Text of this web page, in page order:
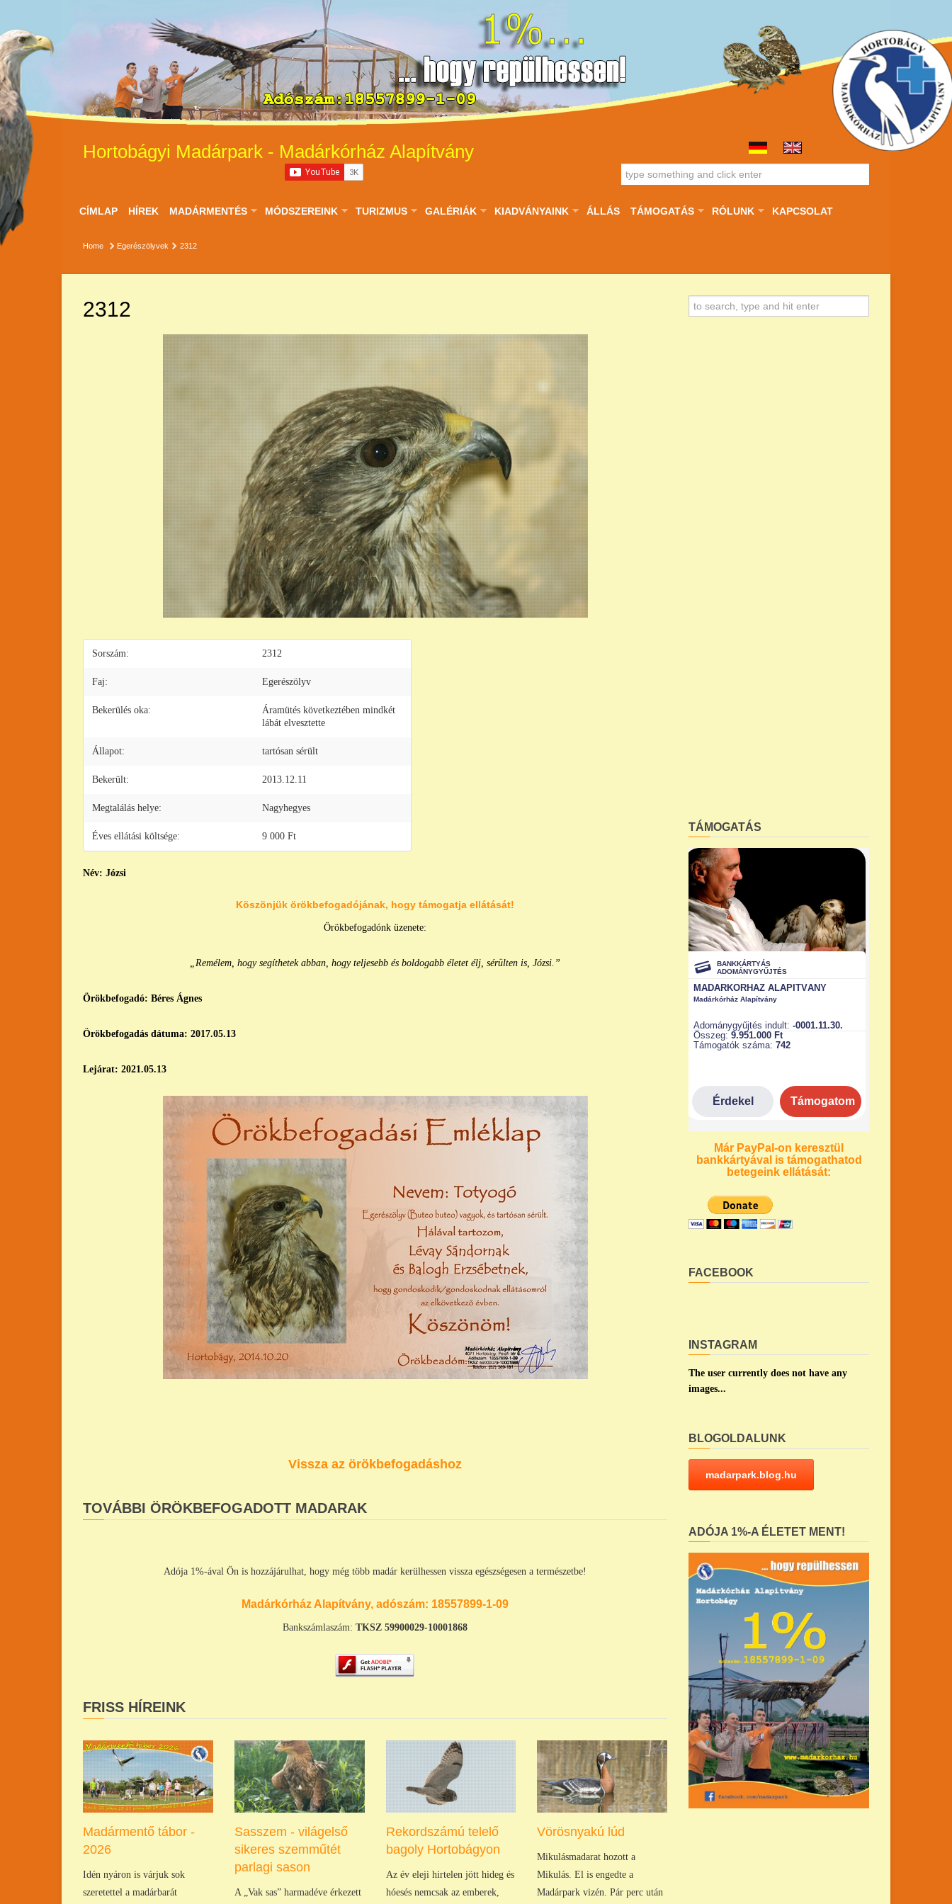
Hortobágyi Madárpark - Madárkórház Alapítvány
CÍMLAP HÍREK MADÁRMENTÉS MÓDSZEREINK TURIZMUS GALÉRIÁK KIADVÁNYAINK ÁLLÁS TÁMOGATÁS RÓLUNK KAPCSOLAT
Home Egerészölyvek 2312
2312
Sorszám: 2312
Faj: Egerészölyv
Bekerülés oka:
Áramütés következtében mindkét
lábát elvesztette
Állapot: tartósan sérült
Bekerült: 2013.12.11
Megtalálás helye: Nagyhegyes
Éves ellátási költsége: 9 000 Ft
Név: Józsi
Köszönjük örökbefogadójának, hogy támogatja ellátását!
Örökbefogadónk üzenete:
„Remélem, hogy segíthetek abban, hogy teljesebb és boldogabb életet élj, sérülten is, Józsi.”
Örökbefogadó: Béres Ágnes
Örökbefogadás dátuma: 2017.05.13
Lejárat: 2021.05.13
Vissza az örökbefogadáshoz
TOVÁBBI ÖRÖKBEFOGADOTT MADARAK
Adója 1%-ával Ön is hozzájárulhat, hogy még több madár kerülhessen vissza egészségesen a természetbe!
Madárkórház Alapítvány, adószám: 18557899-1-09
Bankszámlaszám: TKSZ 59900029-10001868
FRISS HÍREINK
Madármentő tábor -
2026
Idén nyáron is várjuk sok
szeretettel a madárbarát
Sasszem - világelső
sikeres szemműtét
parlagi sason
A „Vak sas” harmadéve érkezett
Rekordszámú telelő
bagoly Hortobágyon
Az év eleji hirtelen jött hideg és
hóesés nemcsak az emberek,
Vörösnyakú lúd
Mikulásmadarat hozott a
Mikulás. El is engedte a
Madárpark vizén. Pár perc után
TÁMOGATÁS
Már PayPal-on keresztül
bankkártyával is támogathatod
betegeink ellátását:
FACEBOOK
INSTAGRAM
The user currently does not have any
images...
BLOGOLDALUNK
madarpark.blog.hu
ADÓJA 1%-A ÉLETET MENT!